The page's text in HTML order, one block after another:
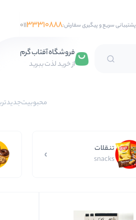
پشتیبانی سریع و پیگیری سفارش: 01133310888
تخمه هندوانه
فروشگاه آفتاب گرم
از خرید لذت ببرید
محبوبیت
تنقلات
snacks